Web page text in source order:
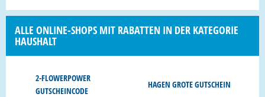
ALLE ONLINE-SHOPS MIT RABATTEN IN DER KATEGORIE
HAUSHALT
2-FLOWERPOWER
GUTSCHEINCODE
HAGEN GROTE GUTSCHEIN